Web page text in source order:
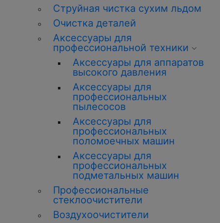
Струйная чистка сухим льдом
Очистка деталей
Аксессуары для
профессиональной техники
Аксессуары для аппаратов
высокого давления
Аксессуары для
профессиональных
пылесосов
Аксессуары для
профессиональных
поломоечных машин
Аксессуары для
профессиональных
подметальных машин
Профессиональные
стеклоочистители
Воздухоочистители